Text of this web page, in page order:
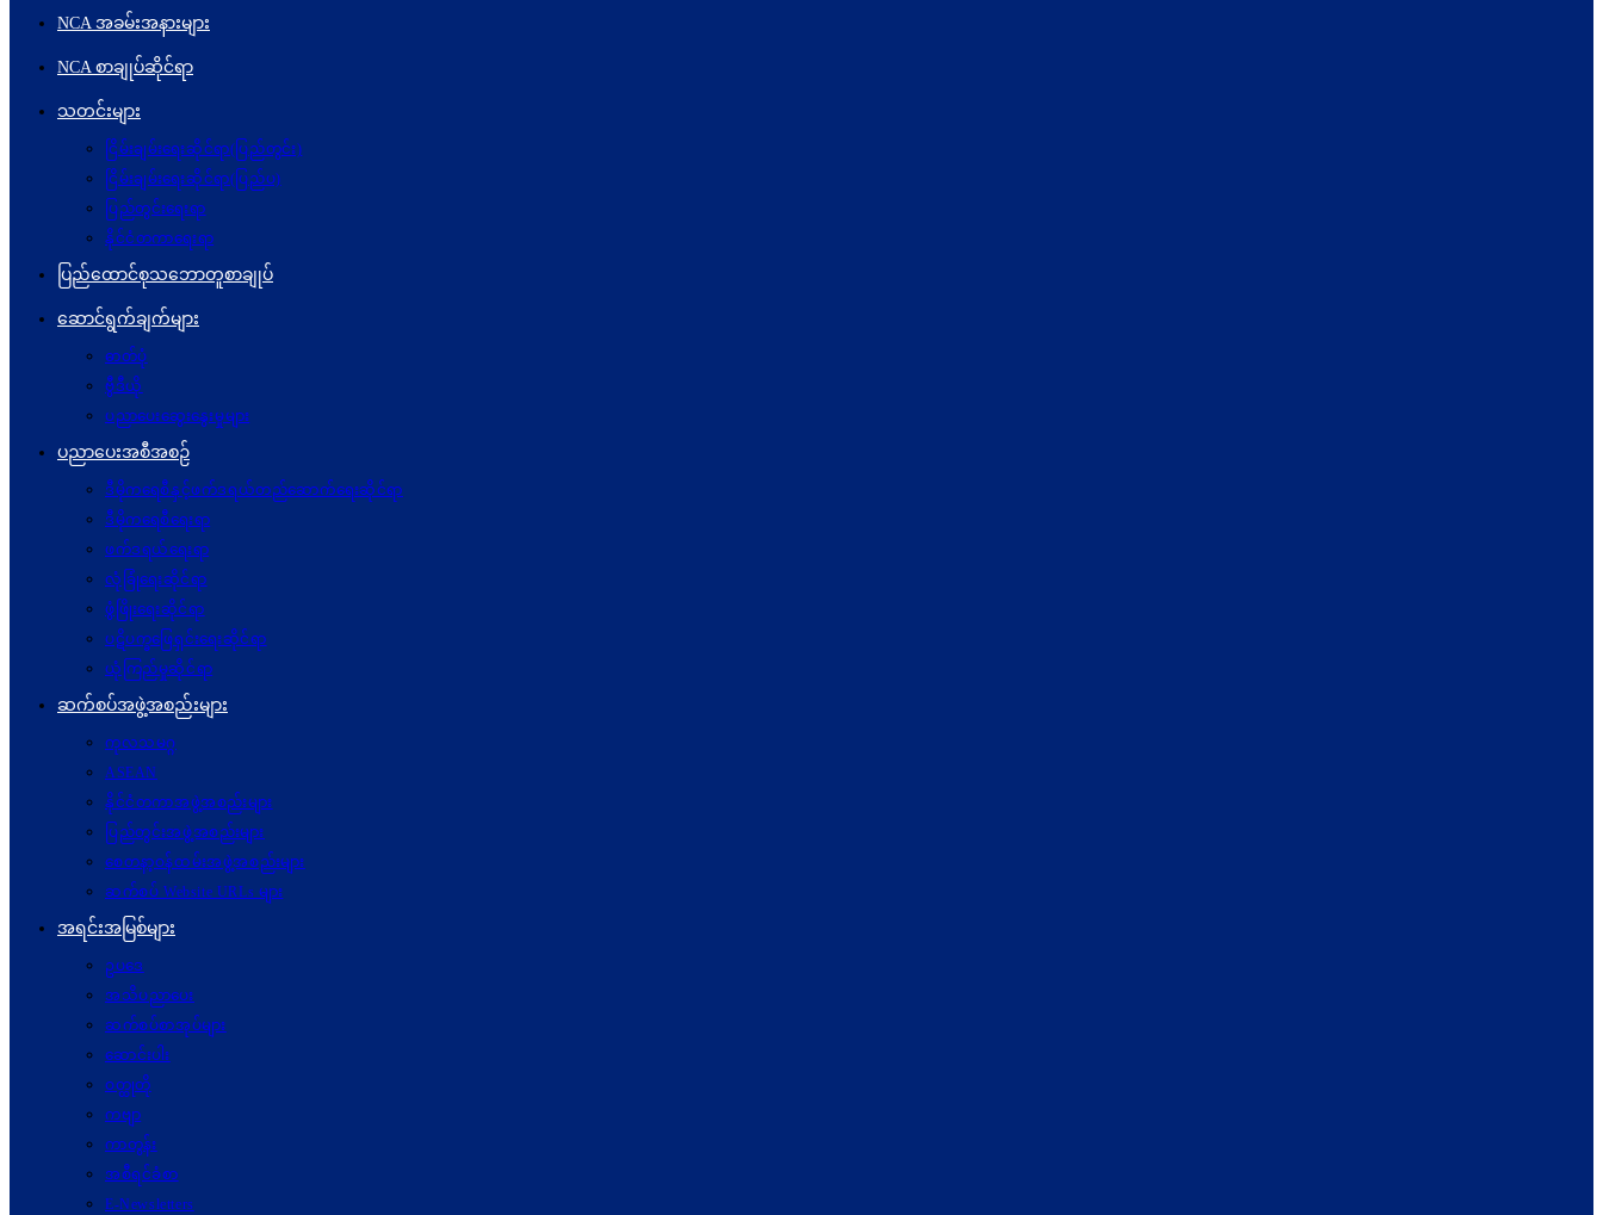
NCA အခမ်းအနားများ
NCA စာချုပ်ဆိုင်ရာ
သတင်းများ
ငြိမ်းချမ်းရေးဆိုင်ရာ(ပြည်တွင်း)
ငြိမ်းချမ်းရေးဆိုင်ရာ(ပြည်ပ)
ပြည်တွင်းရေးရာ
နိုင်ငံတကာရေးရာ
ပြည်ထောင်စုသဘောတူစာချုပ်
ဆောင်ရွက်ချက်များ
ဓာတ်ပုံ
ဗွီဒီယို
ပညာပေးဆွေးနွေးမှုများ
ပညာပေးအစီအစဉ်
ဒီမိုကရေစီနှင့်ဖက်ဒရယ်တည်ဆောက်ရေးဆိုင်ရာ
ဒီမိုကရေစီရေးရာ
ဖက်ဒရယ်ရေးရာ
လုံခြုံရေးဆိုင်ရာ
ဖွံဖြိုးရေးဆိုင်ရာ
ပဋိပက္ခ‌ဖြေရှင်းရေးဆိုင်ရာ
ယုံကြည်မှုဆိုင်ရာ
ဆက်စပ်အဖွဲ့အစည်းများ
ကုလသမဂ္ဂ
ASEAN
နိုင်ငံတကာအဖွဲ့အစည်းများ
ပြည်တွင်းအဖွဲ့အစည်းများ
စေတနာ့ဝန်ထမ်းအဖွဲ့အစည်းများ
ဆက်စပ် Website URLs များ
အရင်းအမြစ်များ
ဥပဒေ
အသိပညာပေး
ဆက်စပ်စာအုပ်များ
ဆောင်းပါး
ဝတ္ထုတို
ကဗျာ
ကာတွန်း
အစီရင်ခံစာ
E-Newsletters